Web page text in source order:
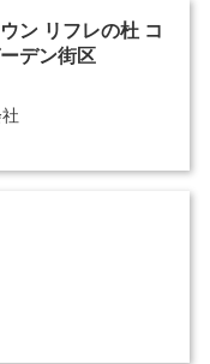
ン リフレの杜 コ
デン街区